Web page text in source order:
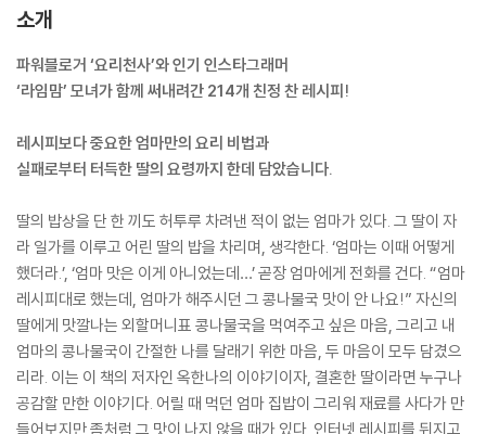
소개
파워블로거 ‘요리천사’와 인기 인스타그래머
‘라임맘’ 모녀가 함께 써내려간 214개 친정 찬 레시피!
레시피보다 중요한 엄마만의 요리 비법과
실패로부터 터득한 딸의 요령까지 한데 담았습니다.
딸의 밥상을 단 한 끼도 허투루 차려낸 적이 없는 엄마가 있다. 그 딸이 자
라 일가를 이루고 어린 딸의 밥을 차리며, 생각한다. ‘엄마는 이때 어떻게
했더라.’, ‘엄마 맛은 이게 아니었는데…’ 곧장 엄마에게 전화를 건다. “엄마
레시피대로 했는데, 엄마가 해주시던 그 콩나물국 맛이 안 나요!” 자신의
딸에게 맛깔나는 외할머니표 콩나물국을 먹여주고 싶은 마음, 그리고 내
엄마의 콩나물국이 간절한 나를 달래기 위한 마음, 두 마음이 모두 담겼으
리라. 이는 이 책의 저자인 옥한나의 이야기이자, 결혼한 딸이라면 누구나
공감할 만한 이야기다. 어릴 때 먹던 엄마 집밥이 그리워 재료를 사다가 만
들어보지만 좀처럼 그 맛이 나지 않을 때가 있다. 인터넷 레시피를 뒤지고,